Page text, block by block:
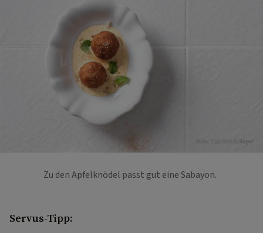
Foto: Eisenhut & Mayer
Zu den Apfelknödel passt gut eine Sabayon.
Servus-Tipp: